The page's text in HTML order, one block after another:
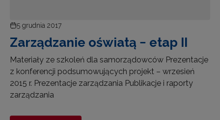
5 grudnia 2017
Zarządzanie oświatą − etap II
Materiały ze szkoleń dla samorządowców Prezentacje
z konferencji podsumowujących projekt – wrzesień
2015 r. Prezentacje zarządzania Publikacje i raporty
zarządzania